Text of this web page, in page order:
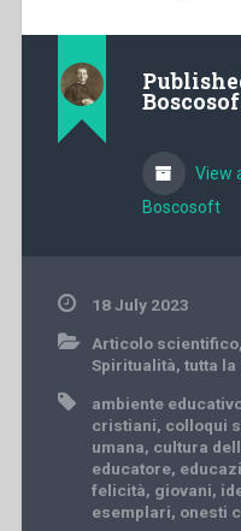
View
Boscosoft
18 July 2023
Articolo scientifico,
Spiritualità, tutta la
ambiente
cristiani, colloqui
umana, cultura
educatore,
felicità, giovani,
esemplari, onesti